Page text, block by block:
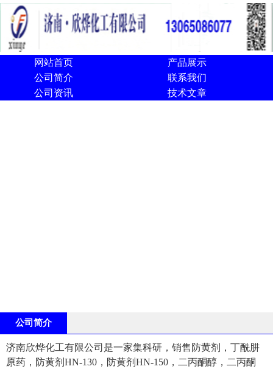
网站首页
产品展示
公司简介
联系我们
公司资讯
技术文章
公司简介
济南欣烨化工有限公司是一家集科研，销售防黄剂，丁酰肼
原药，防黄剂HN-130，防黄剂HN-150，二丙酮醇，二丙酮